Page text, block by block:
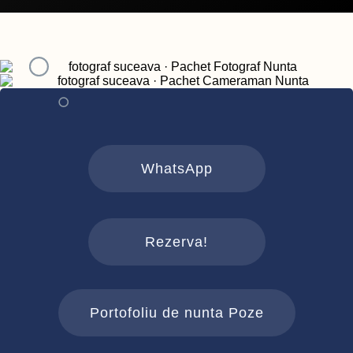
WhatsApp
Rezerva!
Portofoliu de nunta Poze